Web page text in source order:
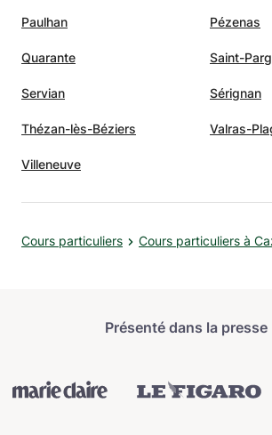
Paulhan Pézenas
Quarante Saint-
Servian Sérignan
Thézan-lès-Béziers Valras-
Villeneuve
Cours particuliers Cours particuliers à
Présenté dans la presse